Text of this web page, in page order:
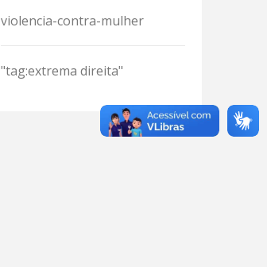
violencia-contra-mulher
"tag:extrema direita"